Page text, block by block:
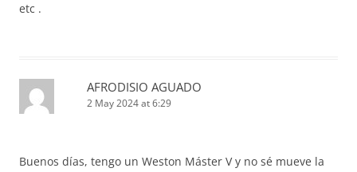
etc .
AFRODISIO AGUADO
2 May 2024 at 6:29
Buenos días, tengo un Weston Máster V y no sé mueve la